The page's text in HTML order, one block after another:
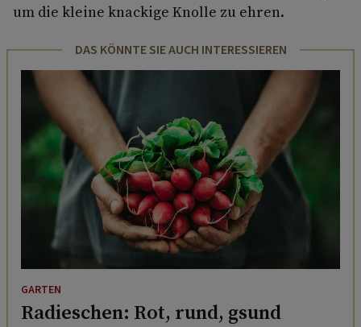
um die kleine knackige Knolle zu ehren.
DAS KÖNNTE SIE AUCH INTERESSIEREN
GARTEN
Radieschen: Rot, rund, gsund